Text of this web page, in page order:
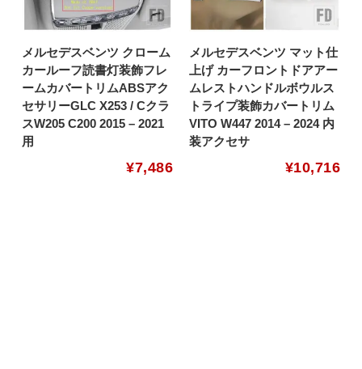
メルセデスベンツ クローム
カールーフ読書灯装飾フレ
ームカバートリムABSアク
セサリーGLC X253 / Cクラ
スW205 C200 2015 – 2021
用
¥7,486
メルセデスベンツ マット仕
上げ カーフロントドアアー
ムレストハンドルボウルス
トライプ装飾カバートリム
VITO W447 2014 – 2024 内
装アクセサ
¥10,716